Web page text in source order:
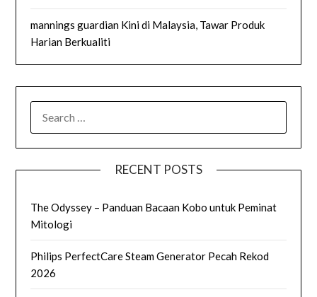
mannings guardian Kini di Malaysia, Tawar Produk
Harian Berkualiti
FOR:
RECENT POSTS
The Odyssey – Panduan Bacaan Kobo untuk Peminat
Mitologi
Philips PerfectCare Steam Generator Pecah Rekod
2026